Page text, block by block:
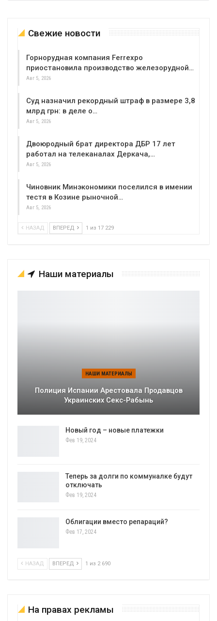
Свежие новости
Горнорудная компания Ferrexpo
приостановила производство железорудной…
Авг 5, 2026
Суд назначил рекордный штраф в размере 3,8
млрд грн: в деле о…
Авг 5, 2026
Двоюродный брат директора ДБР 17 лет
работал на телеканалах Деркача,…
Авг 5, 2026
Чиновник Минэкономики поселился в имении
тестя в Козине рыночной…
Авг 5, 2026
НАЗАД ВПЕРЕД 1 из 17 229
Наши материалы
НАШИ МАТЕРИАЛЫ
Полиция Испании Арестовала Продавцов
Украинских Секс-Рабынь
Новый год – новые платежки
Фев 19, 2024
Теперь за долги по коммуналке будут
отключать
Фев 19, 2024
Облигации вместо репараций?
Фев 17, 2024
НАЗАД ВПЕРЕД 1 из 2 690
На правах рекламы